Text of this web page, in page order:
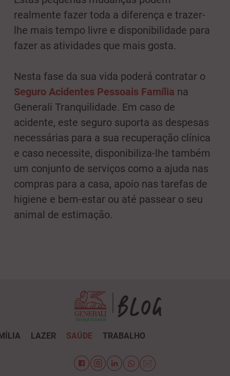
realmente fazer toda a diferença e trazer-
lhe mais tempo livre e disponibilidade para
fazer as atividades que mais gosta.
Nesta fase da sua vida poderá contratar o
Seguro Acidentes Pessoais Família na
Generali Tranquilidade. Em caso de
acidente, este seguro suporta as despesas
necessárias para a sua recuperação clínica
e caso necessite, disponibiliza-lhe também
um conjunto de serviços como a ajuda nas
compras para a casa, apoio nas tarefas de
higiene e bem-estar ou até passear o seu
animal de estimação.
LAZER SAÚDE TRABALHO